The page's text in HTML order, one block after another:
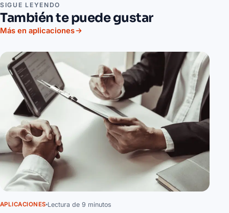
SIGUE LEYENDO
También te puede gustar
Más en aplicaciones
APLICACIONES Lectura de 9 minutos